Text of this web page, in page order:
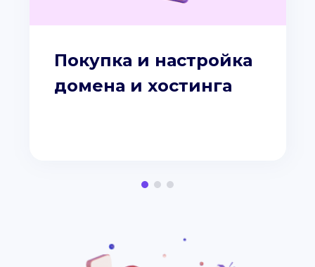
Покупка и настройка
домена и хостинга